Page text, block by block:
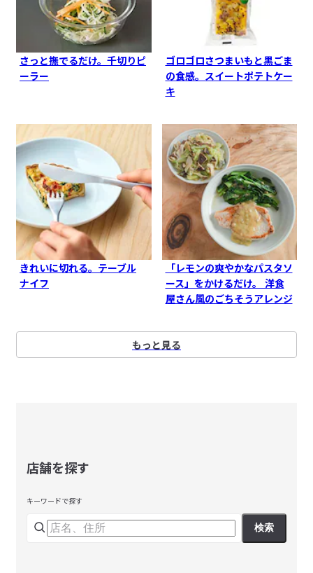
さっと撫でるだけ。千切りピ
ーラー
ゴロゴロさつまいもと黒ごま
の食感。スイートポテトケー
キ
きれいに切れる。テーブル
ナイフ
「レモンの爽やかなパスタソ
ース」をかけるだけ。 洋食
屋さん風のごちそうアレンジ
もっと見る
店舗を探す
キーワードで探す
検索